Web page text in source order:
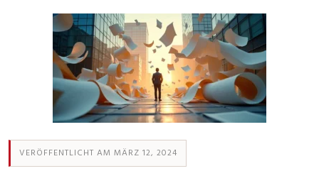
VERÖFFENTLICHT AM MÄRZ 12, 2024